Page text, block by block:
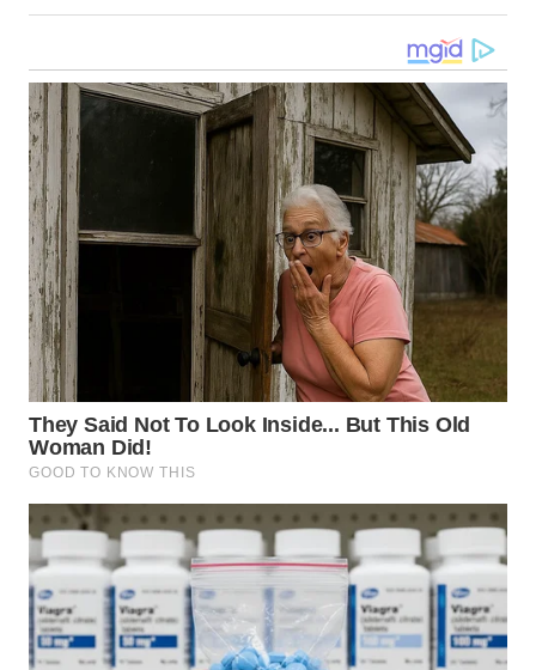
WN
SULSEL
GORONTALO
WN
SULUT
WN
MALUKU
WN
MALUT
WN
DAIRI
WN